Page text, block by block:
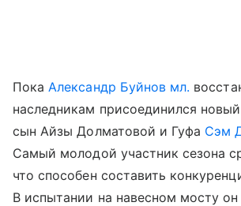
Пока Александр Буйнов мл.
наследникам присоединился
сын Айзы Долматовой и Гуфа Сэм
Самый молодой участник сезона
что способен составить
В испытании на навесном мосту он